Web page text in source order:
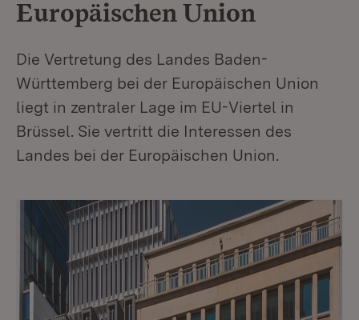
Europäischen Union
Die Vertretung des Landes Baden-
Württemberg bei der Europäischen Union
liegt in zentraler Lage im EU-Viertel in
Brüssel. Sie vertritt die Interessen des
Landes bei der Europäischen Union.